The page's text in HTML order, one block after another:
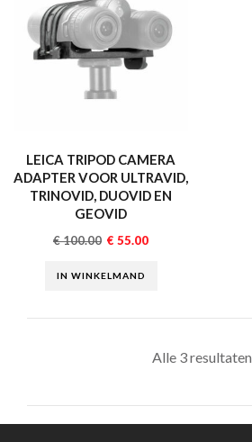
LEICA TRIPOD CAMERA
ADAPTER VOOR ULTRAVID,
TRINOVID, DUOVID EN
GEOVID
€100.00 € 55.00
IN WINKELMAND
Alle 3 resultaten